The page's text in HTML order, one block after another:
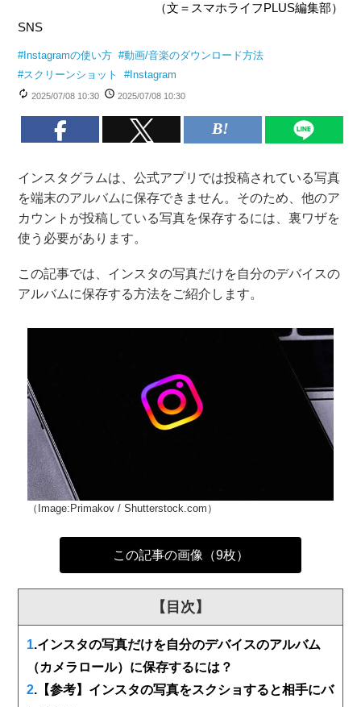
（文＝スマホライフPLUS編集部）
SNS
#Instagramの使い方 #動画/音楽のダウンロード方法
#スクリーンショット #Instagram
2025/07/08 10:30 2025/07/08 10:30
インスタグラムは、公式アプリでは投稿されている写真
を端末のアルバムに保存できません。そのため、他のア
カウントが投稿している写真を保存するには、裏ワザを
使う必要があります。
この記事では、インスタの写真だけを自分のデバイスの
アルバムに保存する方法をご紹介します。
（Image:Primakov / Shutterstock.com）
この記事の画像（9枚）
【目次】
1.インスタの写真だけを自分のデバイスのアルバム
（カメラロール）に保存するには？
2.【参考】インスタの写真をスクショすると相手にバ